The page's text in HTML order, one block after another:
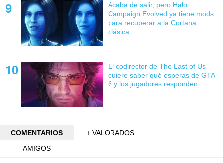
Acaba de salir, pero Halo:
Campaign Evolved ya tiene mods
para recuperar a la Cortana
clásica
El codirector de The Last of Us
quiere saber qué esperas de GTA
6 y los jugadores responden
COMENTARIOS
+ VALORADOS
AMIGOS